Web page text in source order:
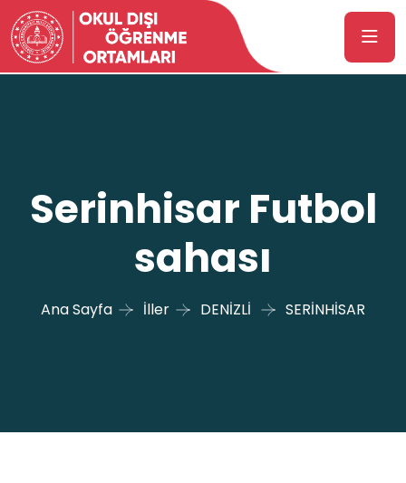
Serinhisar Futbol
sahası
Ana Sayfa İller DENİZLİ SERİNHİSAR